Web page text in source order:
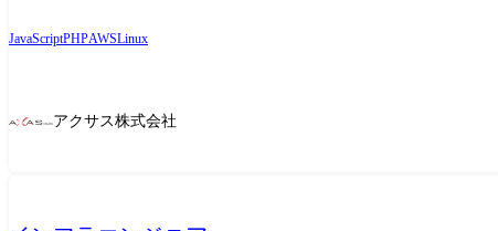
JavaScriptPHPAWSLinux
アクサス株式会社